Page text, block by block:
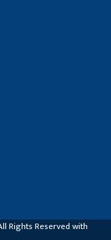
Rights Reserved with